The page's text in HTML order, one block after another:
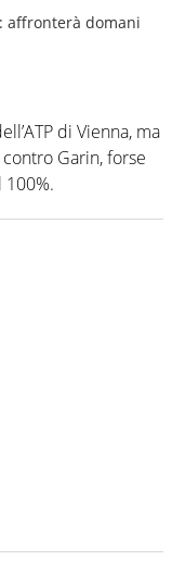
affronterà domani
di Vienna, ma
Garin, forse
100%.